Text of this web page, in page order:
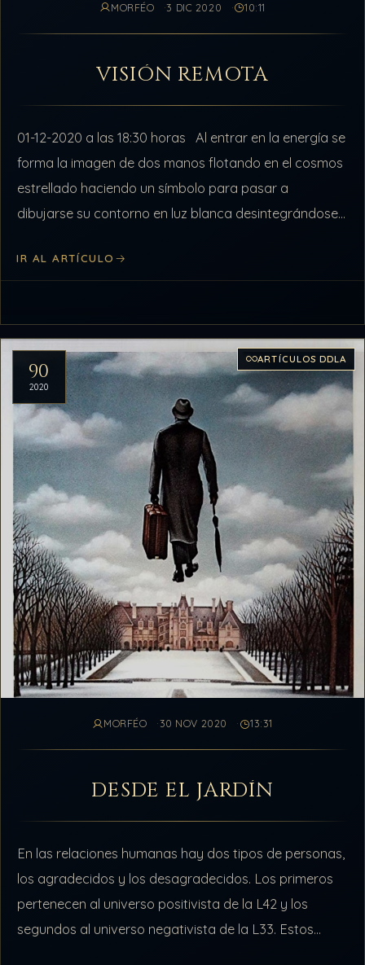
MORFÉO 3 DIC 2020 10:11
VISIÓN REMOTA
01-12-2020 a las 18:30 horas Al entrar en la energía se
forma la imagen de dos manos flotando en el cosmos
estrellado haciendo un símbolo para pasar a
dibujarse su contorno en luz blanca desintegrándose…
IR AL ARTÍCULO
90
2020
ARTÍCULOS DDLA
MORFÉO 30 NOV 2020 13:31
DESDE EL JARDÍN
En las relaciones humanas hay dos tipos de personas,
los agradecidos y los desagradecidos. Los primeros
pertenecen al universo positivista de la L42 y los
segundos al universo negativista de la L33. Estos